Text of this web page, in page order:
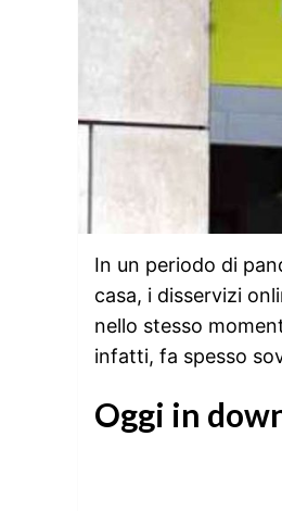
In un periodo di
casa, i disservizi
nello stesso
infatti, fa spesso
Oggi in